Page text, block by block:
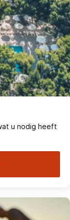
u nodig heeft